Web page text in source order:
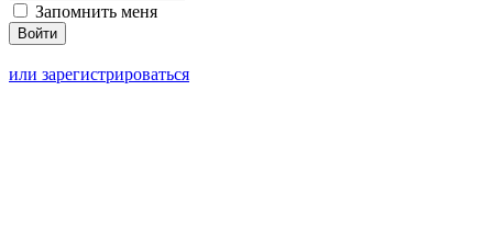
Запомнить меня
или зарегистрироваться